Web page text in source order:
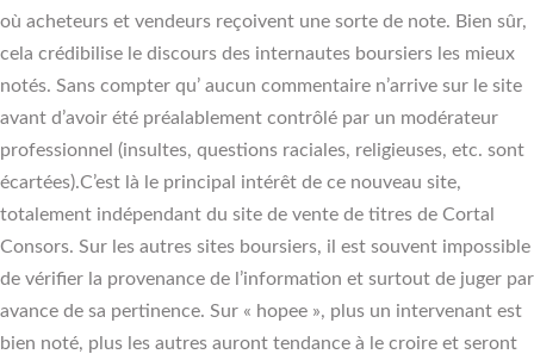
où acheteurs et vendeurs reçoivent une sorte de note. Bien sûr,
cela crédibilise le discours des internautes boursiers les mieux
notés. Sans compter qu’ aucun commentaire n’arrive sur le site
avant d’avoir été préalablement contrôlé par un modérateur
professionnel (insultes, questions raciales, religieuses, etc. sont
écartées).C’est là le principal intérêt de ce nouveau site,
totalement indépendant du site de vente de titres de Cortal
Consors. Sur les autres sites boursiers, il est souvent impossible
de vérifier la provenance de l’information et surtout de juger par
avance de sa pertinence. Sur « hopee », plus un intervenant est
bien noté, plus les autres auront tendance à le croire et seront